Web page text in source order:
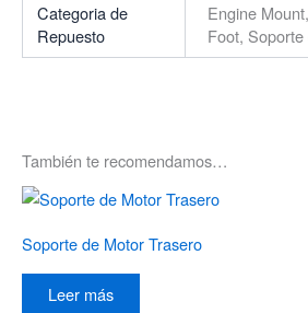
Categoria de
Repuesto
Engine
Foot,
También te recomendamos…
Soporte de Motor Trasero
Leer más